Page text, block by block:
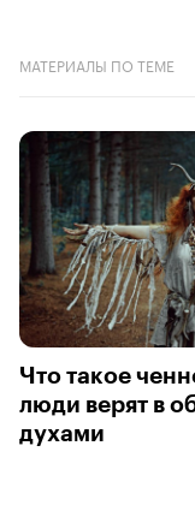
МАТЕРИАЛЫ ПО ТЕМЕ
Что такое
люди верят в
духами